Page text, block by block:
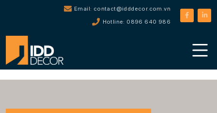
Email: contact@idddecor.com.vn
Hotline: 0896 640 986